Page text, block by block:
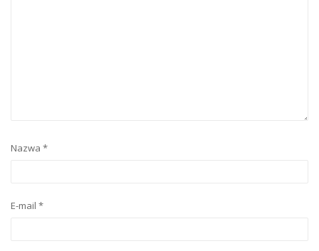
Nazwa *
E-mail *